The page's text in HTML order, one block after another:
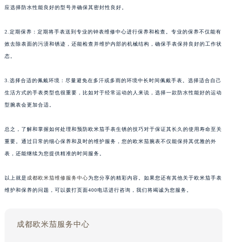
应选择防水性能良好的型号并确保其密封性良好。
2.定期保养：定期将手表送到专业的钟表维修中心进行保养和检查。专业的保养不仅能有
效去除表面的污渍和锈迹，还能检查并维护内部的机械结构，确保手表保持良好的工作状
态。
3.选择合适的佩戴环境：尽量避免在多汗或多雨的环境中长时间佩戴手表。选择适合自己
生活方式的手表类型也很重要，比如对于经常运动的人来说，选择一款防水性能好的运动
型腕表会更加合适。
总之，了解和掌握如何处理和预防欧米茄手表生锈的技巧对于保证其长久的使用寿命至关
重要。通过日常的细心保养和及时的维护服务，您的欧米茄腕表不仅能保持其优雅的外
表，还能继续为您提供精准的时间服务。
以上就是 成都欧米茄维修服务中心为您分享的精彩内容。如果您还有其他关于欧米茄手表
维护和保养的问题，可以拨打页面400电话进行咨询，我们将竭诚为您服务。
成都欧米茄服务中心